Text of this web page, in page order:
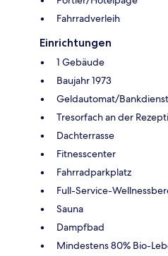
Fahrradverleih
Einrichtungen
1 Gebäude
Baujahr 1973
Geldautomat/
Tresorfach an der
Dachterrasse
Fitnesscenter
Fahrradparkplatz
Full-Service-
Sauna
Dampfbad
Mindestens 80% Bio-